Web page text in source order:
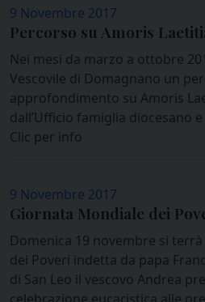
9 Novembre 2017
Percorso su Amoris
Nei mesi da marzo a ottobre
Vescovile di Domagnano un
approfondimento su Amoris
dall’Ufficio famiglia diocesano e
Clic per info
9 Novembre 2017
Giornata Mondiale dei
Domenica 19 novembre si
dei Poveri indetta da papa
di San Leo il vescovo Andrea